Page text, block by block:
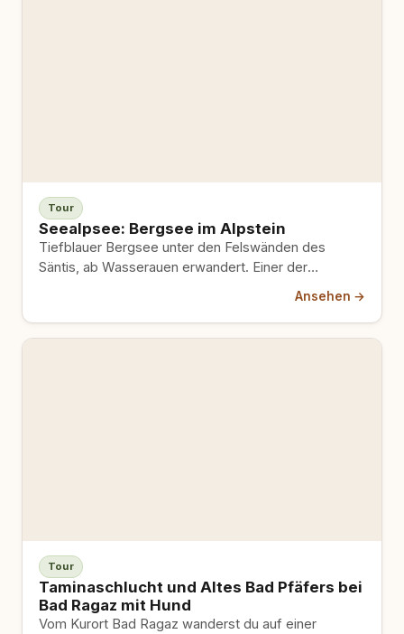
Tour
Seealpsee: Bergsee im Alpstein
Tiefblauer Bergsee unter den Felswänden des
Säntis, ab Wasserauen erwandert. Einer der
Ansehen →
Tour
Taminaschlucht und Altes Bad Pfäfers bei
Bad Ragaz mit Hund
Vom Kurort Bad Ragaz wanderst du auf einer